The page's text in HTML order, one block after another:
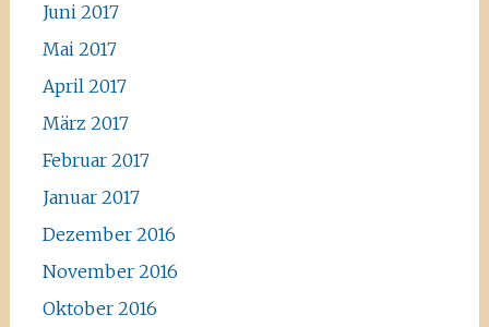
Juni 2017
Mai 2017
April 2017
März 2017
Februar 2017
Januar 2017
Dezember 2016
November 2016
Oktober 2016